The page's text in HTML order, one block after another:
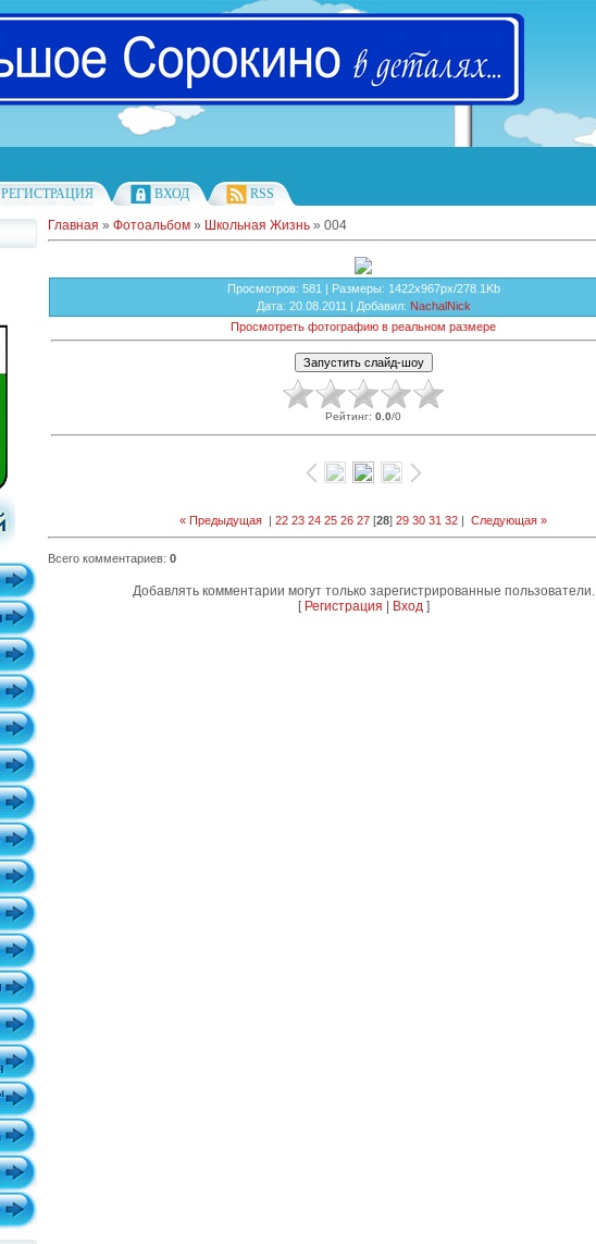
РЕГИСТРАЦИЯ ВХОД RSS
Главная » Фотоальбом » Школьная Жизнь » 004
Просмотров: 581 | Размеры: 1422x967px/278.1Kb
Дата: 20.08.2011 | Добавил: NachalNick
Просмотреть фотографию в реальном размере
Рейтинг: 0.0/0
« Предыдущая | 22 23 24 25 26 27 [28] 29 30 31 32 | Следующая »
Всего комментариев: 0
Добавлять комментарии могут только зарегистрированные пользователи.
[ Регистрация Вход]